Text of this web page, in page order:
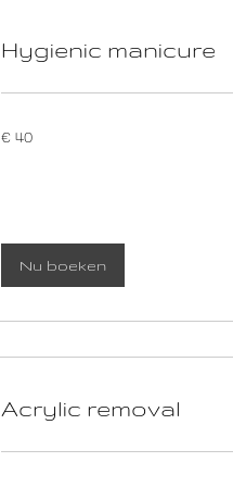
Hygienic manicure
euro
€ 40
Nu boeken
Acrylic removal